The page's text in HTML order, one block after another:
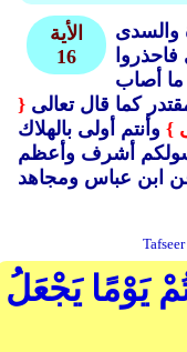
الأية
16
والسدى
ما أصاب
كما قال تعالى {
} وأنتم أولى بالهلاك
أشرف وأعظم
يَوْمًا يَجْعَلُ